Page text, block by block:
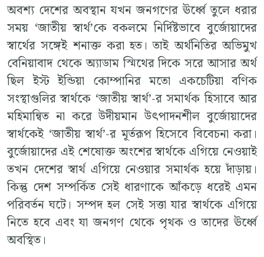
অবশ্য দেশের অবস্থান যখন জনগণের ঊর্ধ্বে তুলে ধরার
সময় ‘জাতীয় স্বার্থ’কে বকলমে নির্দিষ্টভাবে বুর্জোয়াদের
স্বার্থের সঙ্গেই শনাক্ত করা হত। তাই অর্থনিতির অভিমুখ
বেনিয়াবাদ থেকে অ্যাডাম স্মিথের দিকে সরে আসার অর্থ
ছিল ইস্ট ইন্ডিয়া কোম্পানির মতো একচেটিয়া বণিক
সংস্থাগুলির স্বার্থকে ‘জাতীয় স্বার্থ’-র সমার্থক হিসাবে আর
মহিমান্বিত না করে উদীয়মান উৎপাদনশীল বুর্জোয়াদের
স্বার্থকেই ‘জাতীয় স্বার্থ’-র মূর্তরূপ হিসেবে বিবেচনা করা।
বুর্জোয়াদের এই শেষোক্ত অংশের স্বার্থকে এগিয়ে নেওয়াই
তখন দেশের স্বার্থ এগিয়ে নেওয়ার সমার্থক হয়ে দাঁড়ায়।
কিন্তু দেশ সম্পর্কিত সেই ধারণাকে আঁকড়ে ধরেই এমন
পরিবর্তন ঘটে। সম্পদ হল সেই সত্তা যার স্বার্থকে এগিয়ে
নিতে হবে এবং যা জনগণ থেকে পৃথক ও তাদের ঊর্ধ্বে
অবস্থিত।